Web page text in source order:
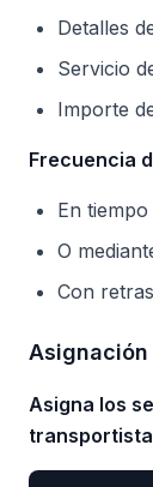
Detalles
Servicio
Importe
Frecuencia
En
O
Con
Asigna los